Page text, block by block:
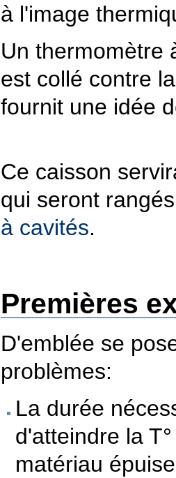
à l'image
Un thermomètre
est collé contre
fournit une idée
Ce caisson
qui seront
à cavités.
Premières
D'emblée se
problèmes:
La durée
d'atteindre la
matériau